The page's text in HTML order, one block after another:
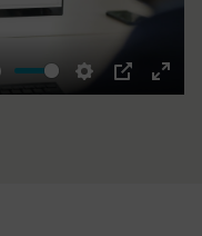
Settings
PIP
Enter